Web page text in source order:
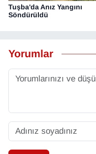
Tuşba'da Anız Yangını
Söndürüldü
Yorumlar